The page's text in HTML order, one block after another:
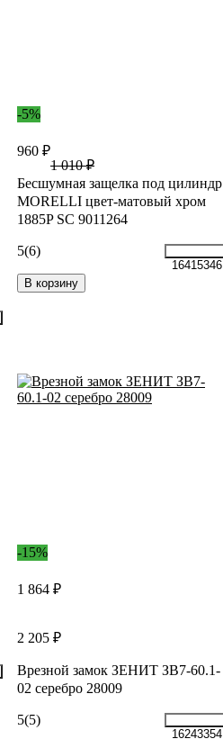
-5%
960 ₽
1 010 ₽
Бесшумная защелка под цилиндр
MORELLI цвет-матовый хром
1885P SC 9011264
5(6)
16415346
В корзину
-15%
1 864 ₽
2 205 ₽
Врезной замок ЗЕНИТ ЗВ7-60.1-
02 серебро 28009
5(5)
16243354